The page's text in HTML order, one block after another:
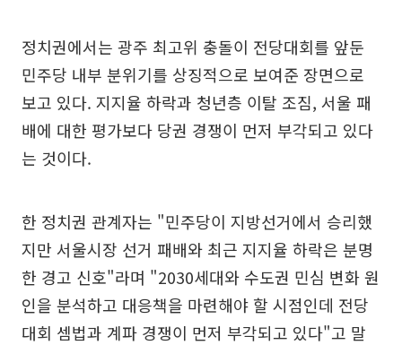
정치권에서는 광주 최고위 충돌이 전당대회를 앞둔
민주당 내부 분위기를 상징적으로 보여준 장면으로
보고 있다. 지지율 하락과 청년층 이탈 조짐, 서울 패
배에 대한 평가보다 당권 경쟁이 먼저 부각되고 있다
는 것이다.
한 정치권 관계자는 "민주당이 지방선거에서 승리했
지만 서울시장 선거 패배와 최근 지지율 하락은 분명
한 경고 신호"라며 "2030세대와 수도권 민심 변화 원
인을 분석하고 대응책을 마련해야 할 시점인데 전당
대회 셈법과 계파 경쟁이 먼저 부각되고 있다"고 말